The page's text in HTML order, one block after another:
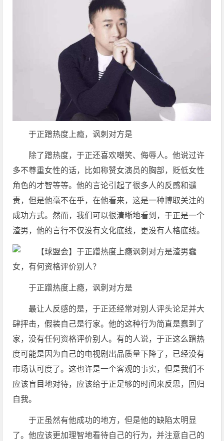
于正蹭热度上瘾，讽刺对方是
除了蹭热度，于正还喜欢嘲笑、侮辱人。他说过许
多不尊重女性的话，比如称赞女演员的胸部，贬低女性
角色的才智等等。他的言论引起了很多人的反感和谴
责，但是他毫不在乎，在他看来，这是一种博取关注的
成功方式。然而，我们可以很清晰地看到，于正是一个
渣男，他的言行不仅没有文化底线，更没有人格底线。
于正蹭热度上瘾，讽刺对方是
最让人反感的是，于正还经常对别人评头论足并大
肆抨击，假装自己是行家。他的这种行为简直是蠢到了
家，没有任何资格评价别人。有的人说，于正这么蹭热
度可能是因为自己的电视剧出品质量下降了，已经没有
市场认可度了。这也许是一个客观的事实，但是我们不
应该盲目地对待，应该给于正足够的时间来反思，回归
自我。
于正虽然有他成功的地方，但是他的缺陷太明显
了。他应该更加理智地看待自己的行为，并注意自己的